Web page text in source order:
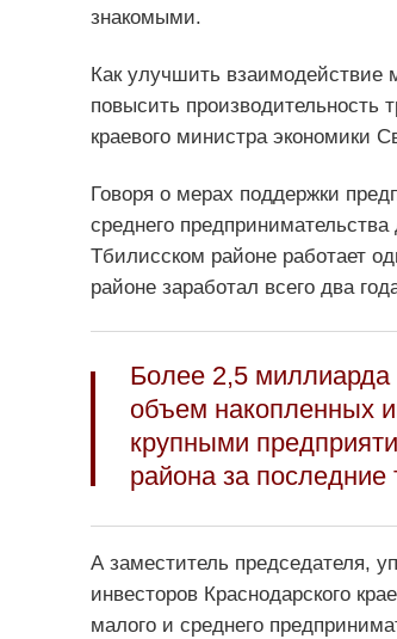
знакомыми.
Как улучшить взаимодействие
повысить производительность
краевого министра экономики
Говоря о мерах поддержки
среднего
Тбилисском районе работает
районе заработал всего два
Более 2,5
объем накопленных
крупными
района за последние
А заместитель председателя,
инвесторов Краснодарского
малого и среднего